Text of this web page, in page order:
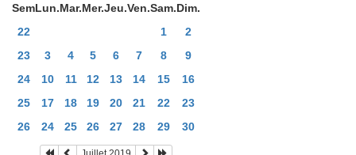
SemLun.Mar.Mer.Jeu.Ven.Sam.Dim.
22
1
2
23
3 4 5 6 7 8
9
24
10 11 12 13 14 15
16
25
17 18 19 20 21 22
23
26
24 25 26 27 28 29 30